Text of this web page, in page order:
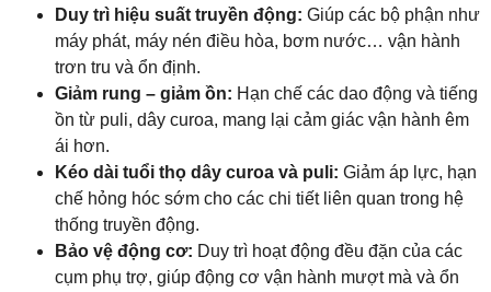
Duy trì hiệu suất truyền động: Giúp các bộ phận như
máy phát, máy nén điều hòa, bơm nước… vận hành
trơn tru và ổn định.
Giảm rung – giảm ồn: Hạn chế các dao động và tiếng
ồn từ puli, dây curoa, mang lại cảm giác vận hành êm
ái hơn.
Kéo dài tuổi thọ dây curoa và puli: Giảm áp lực, hạn
chế hỏng hóc sớm cho các chi tiết liên quan trong hệ
thống truyền động.
Bảo vệ động cơ: Duy trì hoạt động đều đặn của các
cụm phụ trợ, giúp động cơ vận hành mượt mà và ổn